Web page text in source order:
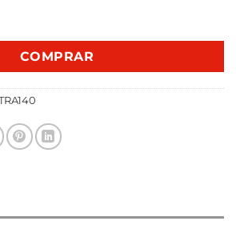
2 PLAZAS 100% ESPUMA
COMPRAR